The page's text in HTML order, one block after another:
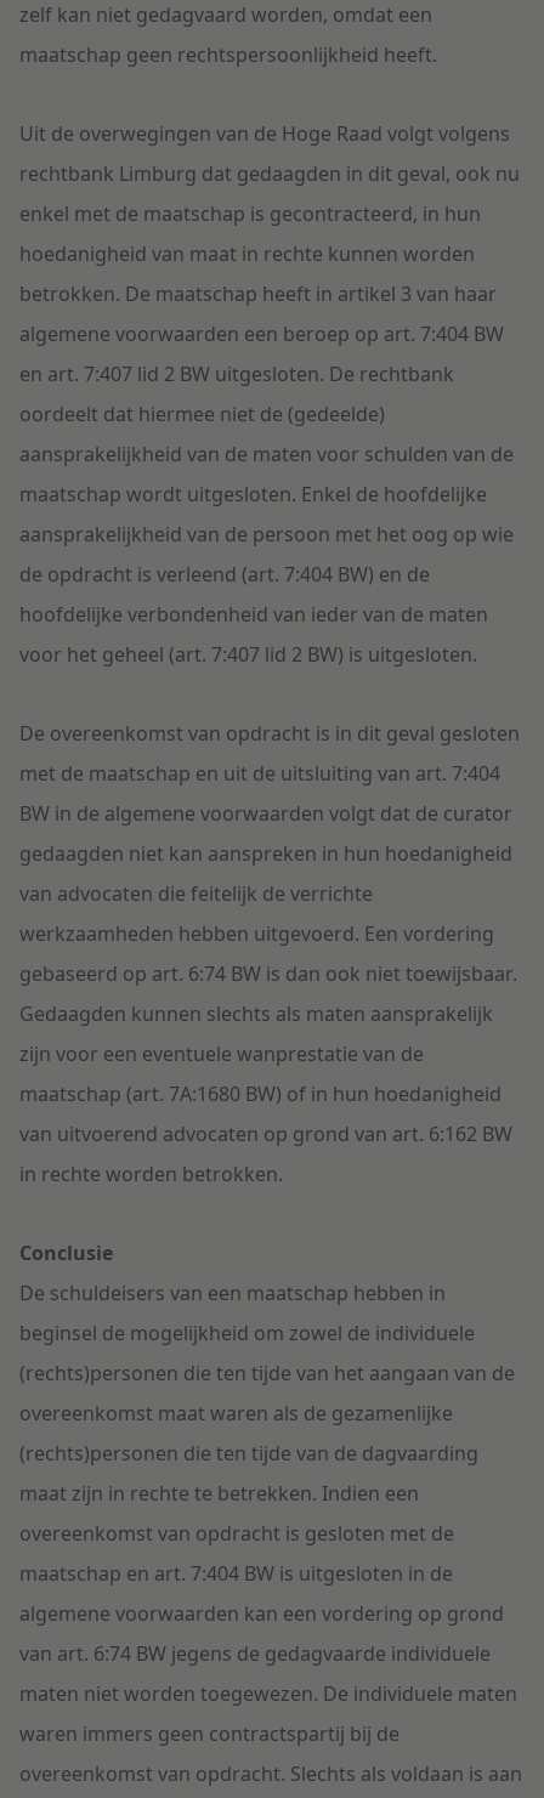
zelf kan niet gedagvaard worden, omdat een
maatschap geen rechtspersoonlijkheid heeft.
Uit de overwegingen van de Hoge Raad volgt volgens
rechtbank Limburg dat gedaagden in dit geval, ook nu
enkel met de maatschap is gecontracteerd, in hun
hoedanigheid van maat in rechte kunnen worden
betrokken. De maatschap heeft in artikel 3 van haar
algemene voorwaarden een beroep op art. 7:404 BW
en art. 7:407 lid 2 BW uitgesloten. De rechtbank
oordeelt dat hiermee niet de (gedeelde)
aansprakelijkheid van de maten voor schulden van de
maatschap wordt uitgesloten. Enkel de hoofdelijke
aansprakelijkheid van de persoon met het oog op wie
de opdracht is verleend (art. 7:404 BW) en de
hoofdelijke verbondenheid van ieder van de maten
voor het geheel (art. 7:407 lid 2 BW) is uitgesloten.
De overeenkomst van opdracht is in dit geval gesloten
met de maatschap en uit de uitsluiting van art. 7:404
BW in de algemene voorwaarden volgt dat de curator
gedaagden niet kan aanspreken in hun hoedanigheid
van advocaten die feitelijk de verrichte
werkzaamheden hebben uitgevoerd. Een vordering
gebaseerd op art. 6:74 BW is dan ook niet toewijsbaar.
Gedaagden kunnen slechts als maten aansprakelijk
zijn voor een eventuele wanprestatie van de
maatschap (art. 7A:1680 BW) of in hun hoedanigheid
van uitvoerend advocaten op grond van art. 6:162 BW
in rechte worden betrokken.
Conclusie
De schuldeisers van een maatschap hebben in
beginsel de mogelijkheid om zowel de individuele
(rechts)personen die ten tijde van het aangaan van de
overeenkomst maat waren als de gezamenlijke
(rechts)personen die ten tijde van de dagvaarding
maat zijn in rechte te betrekken. Indien een
overeenkomst van opdracht is gesloten met de
maatschap en art. 7:404 BW is uitgesloten in de
algemene voorwaarden kan een vordering op grond
van art. 6:74 BW jegens de gedagvaarde individuele
maten niet worden toegewezen. De individuele maten
waren immers geen contractspartij bij de
overeenkomst van opdracht. Slechts als voldaan is aan